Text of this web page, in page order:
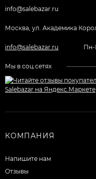
info@salebazar.ru
Москва, ул. Академика
info@salebazar.ru Пн-
Мы в соц.сетях
КОМПАНИЯ
Напишите нам
Отзывы